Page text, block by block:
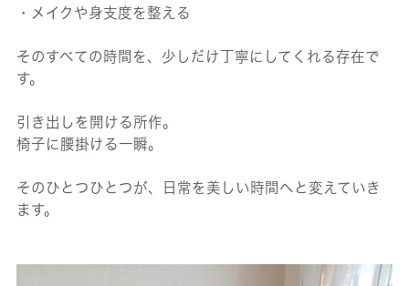
・メイクや身支度を整える
そのすべての時間を、少しだけ丁寧にしてくれる存在で
す。
引き出しを開ける所作。
椅子に腰掛ける一瞬。
そのひとつひとつが、日常を美しい時間へと変えていき
ます。